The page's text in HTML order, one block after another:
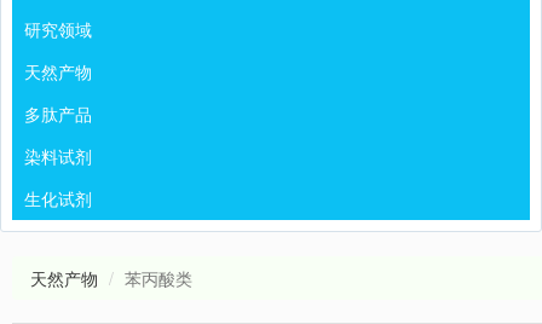
研究领域
天然产物
多肽产品
染料试剂
生化试剂
天然产物 苯丙酸类